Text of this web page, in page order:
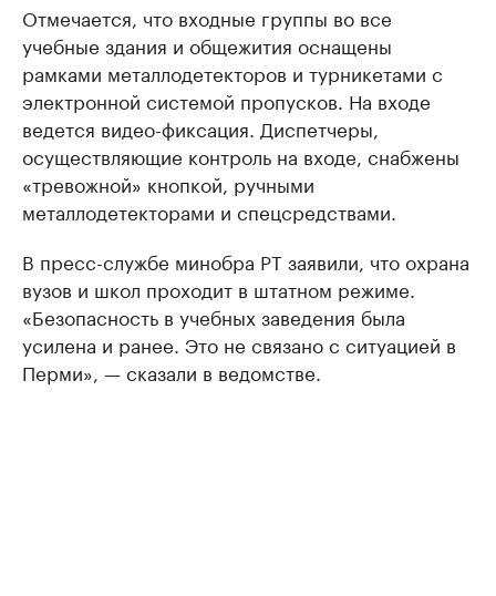
Отмечается, что входные группы во все
учебные здания и общежития оснащены
рамками металлодетекторов и турникетами с
электронной системой пропусков. На входе
ведется видео-фиксация. Диспетчеры,
осуществляющие контроль на входе, снабжены
«тревожной» кнопкой, ручными
металлодетекторами и спецсредствами.
В пресс-службе минобра РТ заявили, что охрана
вузов и школ проходит в штатном режиме.
«Безопасность в учебных заведения была
усилена и ранее. Это не связано с ситуацией в
Перми», — сказали в ведомстве.